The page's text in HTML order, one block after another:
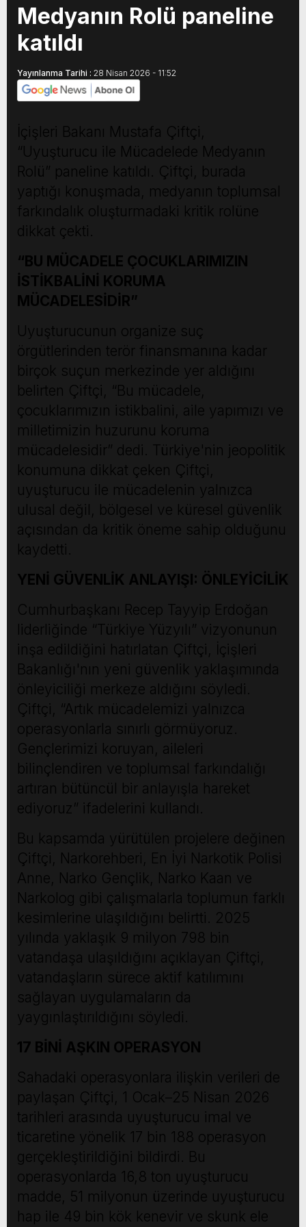
Medyanın Rolü paneline
katıldı
Yayınlanma Tarihi : 28 Nisan 2026 - 11:52
İçişleri Bakanı Mustafa Çiftçi,
“Uyuşturucu ile Mücadelede Medyanın
Rolü” paneline katıldı. Çiftçi, burada
yaptığı konuşmada, medyanın toplumsal
farkındalık oluşturmadaki kritik rolüne
dikkat çekti.
“BU MÜCADELE ÇOCUKLARIMIZIN
İSTİKBALİNİ KORUMA
MÜCADELESİDİR”
Uyuşturucunun organize suç
örgütlerinden terör finansmanına kadar
birçok suçun merkezinde yer aldığını
belirten Çiftçi, “Bu mücadele,
çocuklarımızın istikbalini, aile yapımızı ve
milletimizin huzurunu koruma
mücadelesidir” dedi. Türkiye'nin jeopolitik
konumuna dikkat çeken Çiftçi,
uyuşturucu ile mücadelenin yalnızca
ulusal değil, bölgesel ve küresel güvenlik
açısından da kritik öneme sahip olduğunu
kaydetti.
YENİ GÜVENLİK ANLAYIŞI: ÖNLEYİCİLİK
Cumhurbaşkanı Recep Tayyip Erdoğan
liderliğinde “Türkiye Yüzyılı” vizyonunun
inşa edildiğini hatırlatan Çiftçi, İçişleri
Bakanlığı'nın yeni güvenlik yaklaşımında
önleyiciliği merkeze aldığını söyledi.
Çiftçi, “Artık mücadelemizi yalnızca
operasyonlarla sınırlı görmüyoruz.
Gençlerimizi koruyan, aileleri
bilinçlendiren ve toplumsal farkındalığı
artıran bütüncül bir anlayışla hareket
ediyoruz” ifadelerini kullandı.
Bu kapsamda yürütülen projelere değinen
Çiftçi, Narkorehberi, En İyi Narkotik Polisi
Anne, Narko Gençlik, Narko Kaan ve
Narkolog gibi çalışmalarla toplumun farklı
kesimlerine ulaşıldığını belirtti. 2025
yılında yaklaşık 9 milyon 798 bin
vatandaşa ulaşıldığını açıklayan Çiftçi,
vatandaşların sürece aktif katılımını
sağlayan uygulamaların da
yaygınlaştırıldığını söyledi.
17 BİNİ AŞKIN OPERASYON
Sahadaki operasyonlara ilişkin verileri de
paylaşan Çiftçi, 1 Ocak–25 Nisan 2026
tarihleri arasında uyuşturucu imal ve
ticaretine yönelik 17 bin 188 operasyon
gerçekleştirildiğini bildirdi. Bu
operasyonlarda 16,8 ton uyuşturucu
madde, 51 milyonun üzerinde uyuşturucu
hap ile 49 bin kök kenevir ve skunk ele